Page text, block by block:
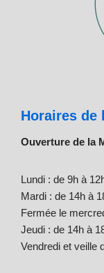
Horaires de
Ouverture de la
Lundi : de 9h à
Mardi : de 14h à
Fermée le
Jeudi : de 14h à
Vendredi et veille